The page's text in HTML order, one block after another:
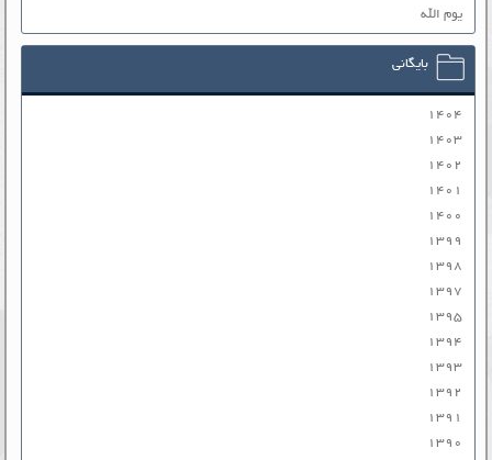
یوم الله
بایگانی
۱۴۰۴
۱۴۰۳
۱۴۰۲
۱۴۰۱
۱۴۰۰
۱۳۹۹
۱۳۹۸
۱۳۹۷
۱۳۹۵
۱۳۹۴
۱۳۹۳
۱۳۹۲
۱۳۹۱
۱۳۹۰